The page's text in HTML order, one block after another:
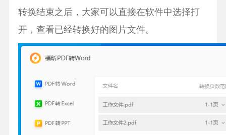
转换结束之后，大家可以直接在软件中选择打
开，查看已经转换好的图片文件。